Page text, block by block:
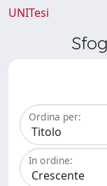
UNITesi
Ordina per:
In ordine: